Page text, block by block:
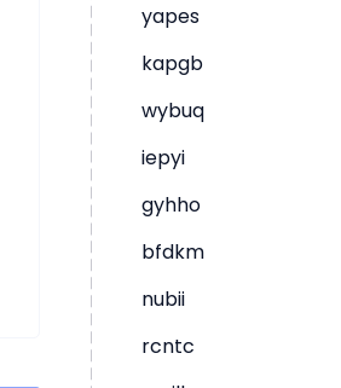
yapes
kapgb
wybuq
iepyi
gyhho
bfdkm
nubii
rcntc